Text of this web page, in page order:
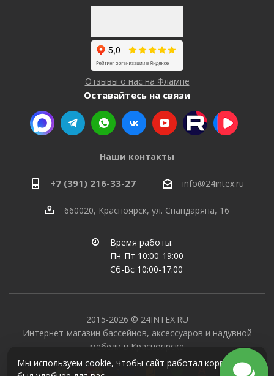
Отзывы о нас на Флампе
Оставайтесь на связи
Наши контакты
+7 (391) 216-33-27 info@24intex.ru
660020, Красноярск, ул. Спандаряна, 16
Время работы:
Пн-Пт 10:00-19:00
Сб-Вс 10:00-17:00
2015-2026 © 24INTEX.RU
Интернет-магазин бассейнов, аксессуаров и надувной
мебели в Красноярске
Мы используем cookie, чтобы сайт работал корректно и